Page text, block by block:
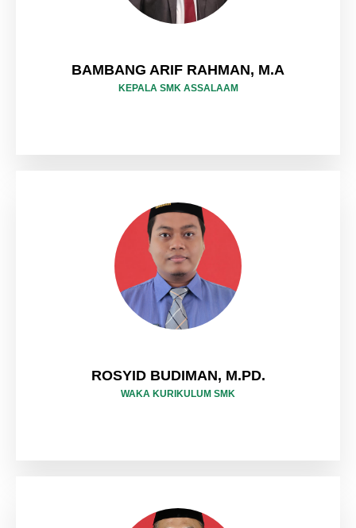
BAMBANG ARIF RAHMAN, M.A
KEPALA SMK ASSALAAM
ROSYID BUDIMAN, M.PD.
WAKA KURIKULUM SMK